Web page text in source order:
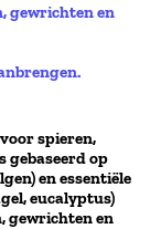
gewrichten en
spieren,
gebaseerd op
en essentiële
eucalyptus)
gewrichten en